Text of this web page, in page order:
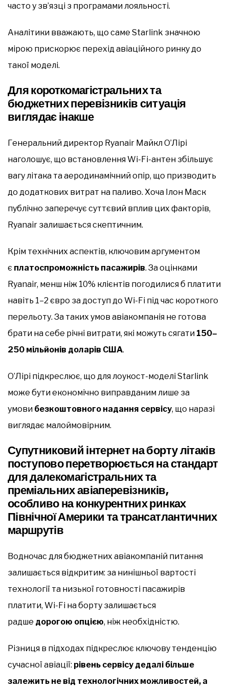
часто у зв’язці з програмами лояльності.
Аналітики вважають, що саме Starlink значною
мірою прискорює перехід авіаційного ринку до
такої моделі.
Для короткомагістральних та
бюджетних перевізників ситуація
виглядає інакше
Генеральний директор Ryanair Майкл О’Лірі
наголошує, що встановлення Wi-Fi-антен збільшує
вагу літака та аеродинамічний опір, що призводить
до додаткових витрат на паливо. Хоча Ілон Маск
публічно заперечує суттєвий вплив цих факторів,
Ryanair залишається скептичним.
Крім технічних аспектів, ключовим аргументом
є платоспроможність пасажирів. За оцінками
Ryanair, менш ніж 10% клієнтів погодилися б платити
навіть 1–2 євро за доступ до Wi-Fi під час короткого
перельоту. За таких умов авіакомпанія не готова
брати на себе річні витрати, які можуть сягати 150–
250 мільйонів доларів США.
О’Лірі підкреслює, що для лоукост-моделі Starlink
може бути економічно виправданим лише за
умови безкоштовного надання сервісу, що наразі
виглядає малоймовірним.
Супутниковий інтернет на борту літаків
поступово перетворюється на стандарт
для далекомагістральних та
преміальних авіаперевізників,
особливо на конкурентних ринках
Північної Америки та трансатлантичних
маршрутів
Водночас для бюджетних авіакомпаній питання
залишається відкритим: за нинішньої вартості
технології та низької готовності пасажирів
платити, Wi-Fi на борту залишається
радше дорогою опцією, ніж необхідністю.
Різниця в підходах підкреслює ключову тенденцію
сучасної авіації: рівень сервісу дедалі більше
залежить не від технологічних можливостей, а